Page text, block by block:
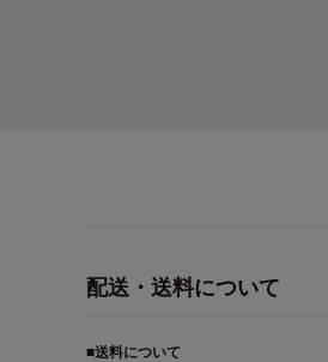
配送・送料について
■送料について